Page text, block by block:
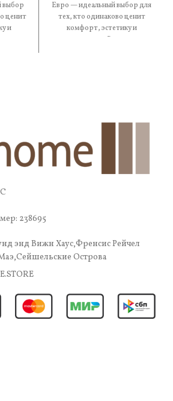
выбор
ценит
и
Евро — идеальный выбор для
тех, кто одинаково ценит
комфорт, эстетику и
практичность. В составе —
238695
энд Вижн Хаус,Френсис Рейчел
Острова